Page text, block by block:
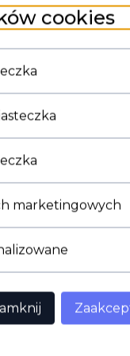
Zestaw nie
cookies
marketingowych